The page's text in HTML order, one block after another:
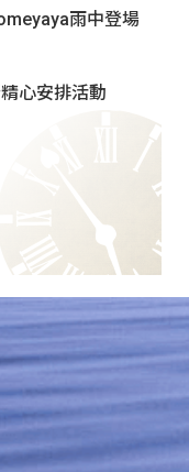
雨中登場
心安排活動